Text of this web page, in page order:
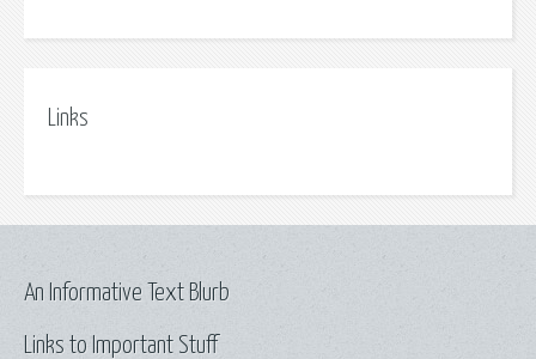
Links
Links to Important Stuff
An Informative Text Blurb